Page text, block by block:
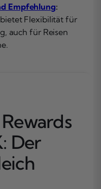
Empfehlung:
Flexibilität für
auch für Reisen
Der